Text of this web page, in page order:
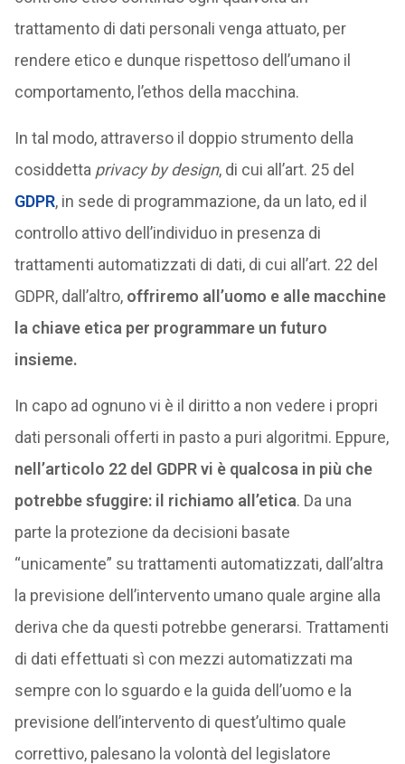
trattamento di dati personali venga attuato, per
rendere etico e dunque rispettoso dell’umano il
comportamento, l’ethos della macchina.
In tal modo, attraverso il doppio strumento della
cosiddetta privacy by design, di cui all’art. 25 del
GDPR, in sede di programmazione, da un lato, ed il
controllo attivo dell’individuo in presenza di
trattamenti automatizzati di dati, di cui all’art. 22 del
GDPR, dall’altro, offriremo all’uomo e alle macchine
la chiave etica per programmare un futuro
insieme.
In capo ad ognuno vi è il diritto a non vedere i propri
dati personali offerti in pasto a puri algoritmi. Eppure,
nell’articolo 22 del GDPR vi è qualcosa in più che
potrebbe sfuggire: il richiamo all’etica. Da una
parte la protezione da decisioni basate
“unicamente” su trattamenti automatizzati, dall’altra
la previsione dell’intervento umano quale argine alla
deriva che da questi potrebbe generarsi. Trattamenti
di dati effettuati sì con mezzi automatizzati ma
sempre con lo sguardo e la guida dell’uomo e la
previsione dell’intervento di quest’ultimo quale
correttivo, palesano la volontà del legislatore